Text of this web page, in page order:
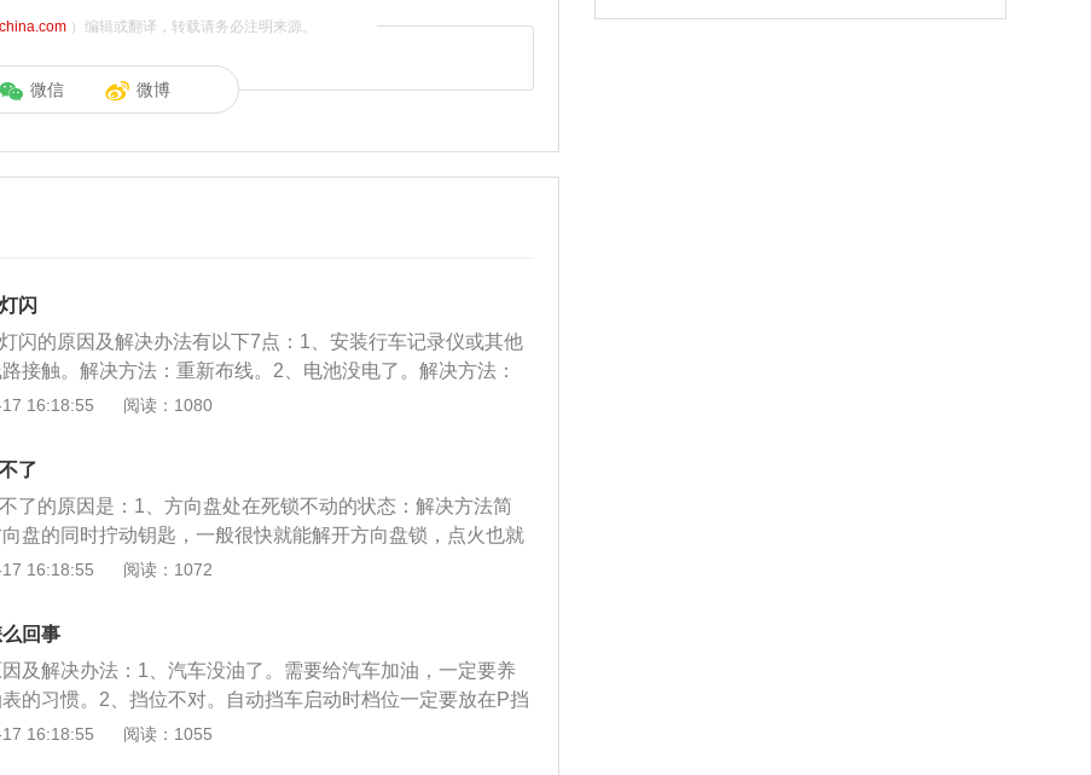
）编辑或翻译，转载请务必注明来源。
微信 微博
闪
闪的原因及解决办法有以下7点：1、安装行车记录仪或其他
接触。解决方法：重新布线。2、电池没电了。解决方法：
感应的问题，有时候附近磁场挺强的，会有干扰，钥匙检查
现这种情况的原因是汽车熄火后方向盘扭曲。这时车载电脑
自动启动防盗功能。解决方法：先一键启动，再踩刹车，打方
5、怠速马达、进气道、进气门和燃烧室积碳过多。解决方
6、碳罐或碳罐电磁阀出现故障等，解决方法：需要前往专
。7、一键启动钥匙没电。解决办法：更换电池即可。
16:18:55 阅读：1080
了
了的原因是：1、方向盘处在死锁不动的状态：解决方法简
盘的同时拧动钥匙，一般很快就能解开方向盘锁，点火也就
、停车时没有把档位回到P挡：想想如果再D挡或是R挡能够
家都会预设这个模式，并且在说明书中一再告知：点火时确
。3、一键启动有时会遇到智能钥匙亏电的烦恼。明明钥匙在
显示钥匙匹配错误，这种情况很可能是智能钥匙亏电，启动
出的微弱电波了，于是建议将智能钥匙拿起放在启动按钮
启动。4、查看电瓶是否有电：打不着火可能是由于长时间
16:18:55 阅读：1072
回事
及解决办法：1、汽车没油了。需要给汽车加油，一定要养
的习惯。2、挡位不对。自动挡车启动时档位一定要放在P挡
R或者D挡上就会打不着火。还有一些手动挡车如果不踩离合
16:18:55 阅读：1055
响；<&list>3.稳定器的转向胶套和球头